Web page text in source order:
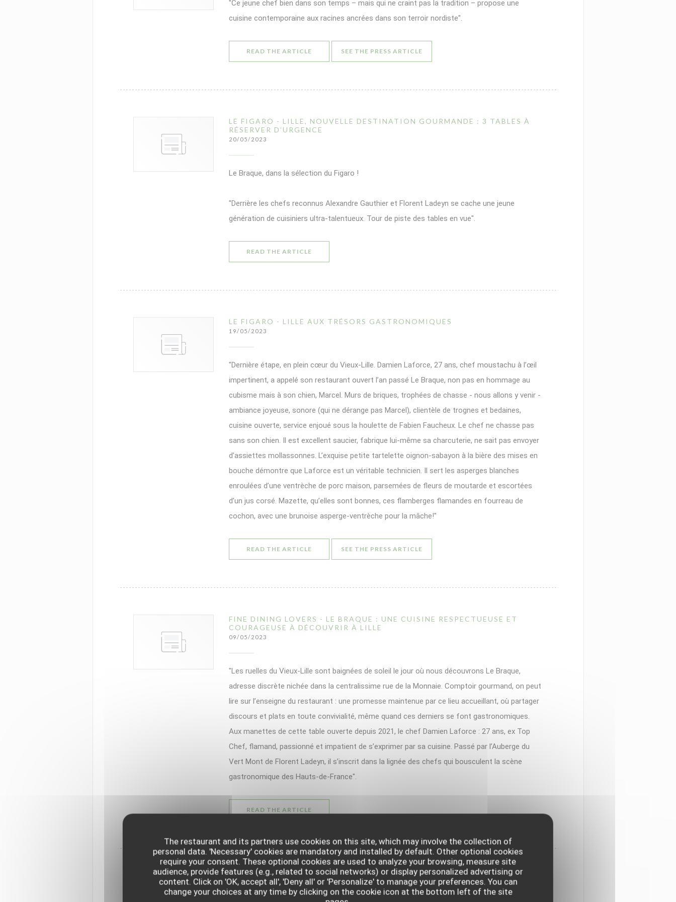
The restaurant and its partners use cookies on this site, which may involve the collection of
personal data. 'Necessary' cookies are mandatory and installed by default. Other optional cookies
require your consent. These optional cookies are used to analyze your browsing, measure site
audience, provide features (e.g., related to social networks) or display personalized advertising or
content. Click on 'OK, accept all', 'Deny all' or 'Personalize' to manage your preferences. You can
change your choices at any time by clicking on the cookie icon at the bottom left of the site
"Ce jeune chef bien dans son temps – mais qui ne craint pas la tradition – propose une
cuisine contemporaine aux racines ancrées dans son terroir nordiste".
READ THE ARTICLE((OPENS IN A NEW WINDOW))
SEE THE PRESS ARTICLE((OPENS IN A NEW WINDOW))
LE FIGARO - LILLE, NOUVELLE DESTINATION GOURMANDE : 3 TABLES À
RÉSERVER D’URGENCE
20/05/2023
Le Braque, dans la sélection du Figaro !
"Derrière les chefs reconnus Alexandre Gauthier et Florent Ladeyn se cache une jeune
génération de cuisiniers ultra-talentueux. Tour de piste des tables en vue".
READ THE ARTICLE((OPENS IN A NEW WINDOW))
LE FIGARO - LILLE AUX TRÉSORS GASTRONOMIQUES
19/05/2023
"Dernière étape, en plein cœur du Vieux-Lille. Damien Laforce, 27 ans, chef moustachu à l’œil
impertinent, a appelé son restaurant ouvert l’an passé Le Braque, non pas en hommage au
cubisme mais à son chien, Marcel. Murs de briques, trophées de chasse - nous allons y venir -
ambiance joyeuse, sonore (qui ne dérange pas Marcel), clientèle de trognes et bedaines,
cuisine ouverte, service enjoué sous la houlette de Fabien Faucheux. Le chef ne chasse pas
sans son chien. Il est excellent saucier, fabrique lui-même sa charcuterie, ne sait pas envoyer
d’assiettes mollassonnes. L’exquise petite tartelette oignon-sabayon à la bière des mises en
bouche démontre que Laforce est un véritable technicien. Il sert les asperges blanches
enroulées d’une ventrèche de porc maison, parsemées de fleurs de moutarde et escortées
d’un jus corsé. Mazette, qu’elles sont bonnes, ces flamberges flamandes en fourreau de
cochon, avec une brunoise asperge-ventrèche pour la mâche!"
READ THE ARTICLE((OPENS IN A NEW WINDOW))
SEE THE PRESS ARTICLE((OPENS IN A NEW WINDOW))
FINE DINING LOVERS - LE BRAQUE : UNE CUISINE RESPECTUEUSE ET
COURAGEUSE À DÉCOUVRIR À LILLE
09/05/2023
"Les ruelles du Vieux-Lille sont baignées de soleil le jour où nous découvrons Le Braque,
adresse discrète nichée dans la centralissime rue de la Monnaie. Comptoir gourmand, on peut
lire sur l’enseigne du restaurant : une promesse maintenue par ce lieu accueillant, où partager
discours et plats en toute convivialité, même quand ces derniers se font gastronomiques.
Aux manettes de cette table ouverte depuis 2021, le chef Damien Laforce : 27 ans, ex Top
Chef, flamand, passionné et impatient de s’exprimer par sa cuisine. Passé par l’Auberge du
Vert Mont de Florent Ladeyn, il s’inscrit dans la lignée des chefs qui bousculent la scène
gastronomique des Hauts-de-France".
READ THE ARTICLE((OPENS IN A NEW WINDOW))
LE JOURNAL DU DIMANCHE - CUISINE DU NORD : UNE JEUNE GÉNÉRATION
DE CHEFS RÉVEILLE LES HAUTS-DE-FRANCE
14/04/2023